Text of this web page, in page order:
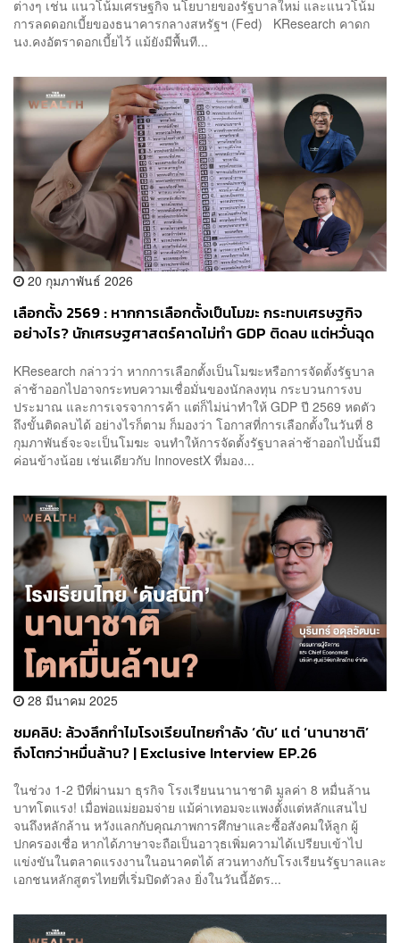
ต่างๆ เช่น แนวโน้มเศรษฐกิจ นโยบายของรัฐบาลใหม่ และแนวโน้ม
การลดดอกเบี้ยของธนาคารกลางสหรัฐฯ (Fed) KResearch คาดก
นง.คงอัตราดอกเบี้ยไว้ แม้ยังมีพื้นที...
20 กุมภาพันธ์ 2026
เลือกตั้ง 2569 : หากการเลือกตั้งเป็นโมฆะ กระทบเศรษฐกิจ
อย่างไร? นักเศรษฐศาสตร์คาดไม่ทำ GDP ติดลบ แต่หวั่นฉุด
KResearch กล่าวว่า หากการเลือกตั้งเป็นโมฆะหรือการจัดตั้งรัฐบาล
ล่าช้าออกไปอาจกระทบความเชื่อมั่นของนักลงทุน กระบวนการงบ
ประมาณ และการเจรจาการค้า แต่ก็ไม่น่าทำให้ GDP ปี 2569 หดตัว
ถึงขั้นติดลบได้ อย่างไรก็ตาม ก็มองว่า โอกาสที่การเลือกตั้งในวันที่ 8
กุมภาพันธ์จะจะเป็นโมฆะ จนทำให้การจัดตั้งรัฐบาลล่าช้าออกไปนั้นมี
ค่อนข้างน้อย เช่นเดียวกับ InnovestX ที่มอง...
28 มีนาคม 2025
ชมคลิป: ล้วงลึกทำไมโรงเรียนไทยกำลัง ‘ดับ’ แต่ ‘นานาชาติ’
ถึงโตกว่าหมื่นล้าน? | Exclusive Interview EP.26
ในช่วง 1-2 ปีที่ผ่านมา ธุรกิจ โรงเรียนนานาชาติ มูลค่า 8 หมื่นล้าน
บาทโตแรง! เมื่อพ่อแม่ยอมจ่าย แม้ค่าเทอมจะแพงตั้งแต่หลักแสนไป
จนถึงหลักล้าน หวังแลกกับคุณภาพการศึกษาและซื้อสังคมให้ลูก ผู้
ปกครองเชื่อ หากได้ภาษาจะถือเป็นอาวุธเพิ่มความได้เปรียบเข้าไป
แข่งขันในตลาดแรงงานในอนาคตได้ สวนทางกับโรงเรียนรัฐบาลและ
เอกชนหลักสูตรไทยที่เริ่มปิดตัวลง ยิ่งในวันนี้อัตร...